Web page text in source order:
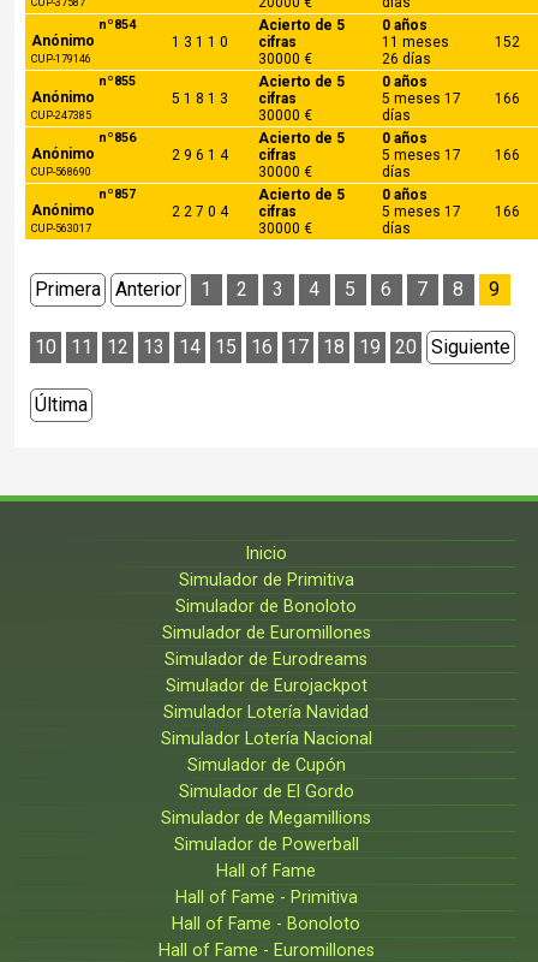
CUP-37587
nº854
Anónimo
CUP-179146
1 3 1 1 0
Acierto de 5
cifras
30000 €
0 años
11 meses
26 días
152
nº855
Anónimo
CUP-247385
5 1 8 1 3
Acierto de 5
cifras
30000 €
0 años
5 meses 17
días
166
nº856
Anónimo
CUP-568690
2 9 6 1 4
Acierto de 5
cifras
30000 €
0 años
5 meses 17
días
166
nº857
Anónimo
CUP-563017
2 2 7 0 4
Acierto de 5
cifras
30000 €
0 años
5 meses 17
días
166
Primera Anterior 1 2 3 4 5 6 7 8 9
10 11 12 13 14 15 16 17 18 19 20 Siguiente
Última
Inicio
Simulador de Primitiva
Simulador de Bonoloto
Simulador de Euromillones
Simulador de Eurodreams
Simulador de Eurojackpot
Simulador Lotería Navidad
Simulador Lotería Nacional
Simulador de Cupón
Simulador de El Gordo
Simulador de Megamillions
Simulador de Powerball
Hall of Fame
Hall of Fame - Primitiva
Hall of Fame - Bonoloto
Hall of Fame - Euromillones